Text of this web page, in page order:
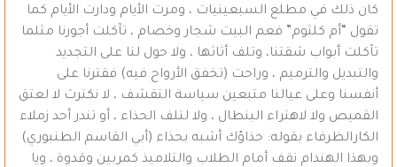
كان ذلك في مطلع السبعينيات ، ومرت الأيام ودارت الأيام كما
تقول “أم كلثوم” فعم البيت شجار وخصام ، تآكلت أجورنا مثلما
تآكلت أبواب شقتنا، وتلف أثاثها ، ولا حول لنا على التجديد
والتبديل والترميم ، وراحت (تخفق الأرواح فيه) فقترنا على
أنفسنا وعلى عيالنا متبعين سياسة التقشف ، لا نكترث لا لعتق
القميص ولا لاهتراء البنطال ، ولا لتلف الحذاء ، أو تندر أحد زملاء
الكارالظرفاء بقوله: حذاؤك أشبه بحذاء (أبي القاسم الطنبوري)
وبهذا الهندام نقف أمام الطلاب والتلاميذ كمربين وقدوة ، ويا